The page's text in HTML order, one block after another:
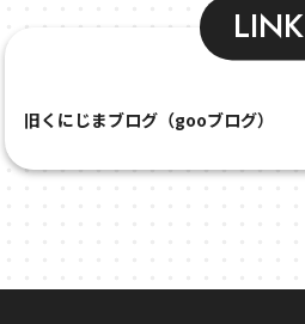
LINK
旧くにじまブログ（gooブログ）